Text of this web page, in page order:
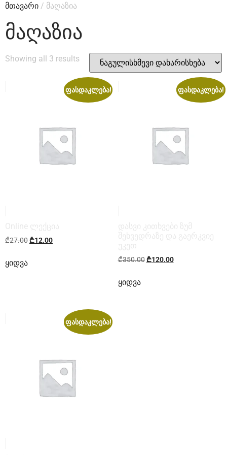
მთავარი / მაღაზია
ᲛᲐᲦᲐᲖᲘᲐ
Showing all 3 results
ფასდაკლება!
₾27.00₾12.00
ყიდვა
ფასდაკლება!
₾350.00 ₾120.00
ყიდვა
ფასდაკლება!